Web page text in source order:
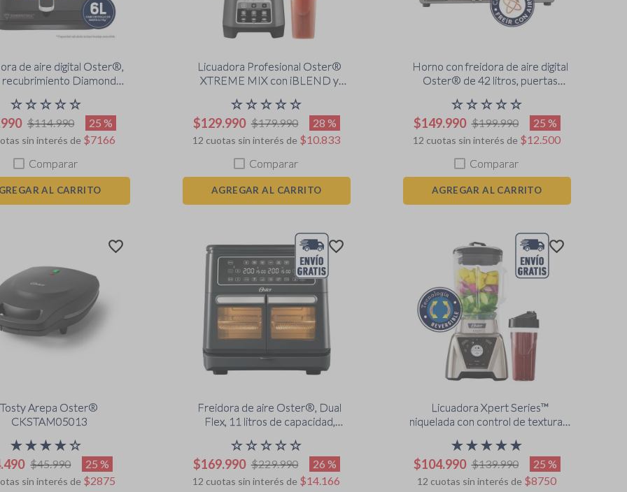
de aire digital Oster®,
Diamond
CKSTAF60WDDF
☆☆☆☆☆
990 $114.990 25 %
sin interés de $7166
Comparar
AL CARRITO
Licuadora Profesional Oster®
XTREME MIX con iBLEND y
Reversible, Vaso Blend-N-Go
BLSTXPG-BGW
☆☆☆☆☆
$129.990 $179.990 28 %
12 cuotas sin interés de $10.833
Comparar
AGREGAR AL CARRITO
Horno con freidora de aire digital
Oster® de 42 litros, puertas
☆☆☆☆☆
$149.990 $199.990 25 %
12 cuotas sin interés de $12 500
Comparar
AGREGAR AL CARRITO
Tosty Arepa Oster®
CKSTAM05013
★★★★☆
.490 $45.990 25 %
sin interés de $2875
Freidora de aire Oster®, Dual
Flex, 11 litros de capacidad,
☆☆☆☆☆
$169.990 $229.990 26 %
12 cuotas sin interés de $14 166
Licuadora Xpert Series™
niquelada con control de textura y
★★★★★
$104.990 $139.990 25 %
12 cuotas sin interés de $8750